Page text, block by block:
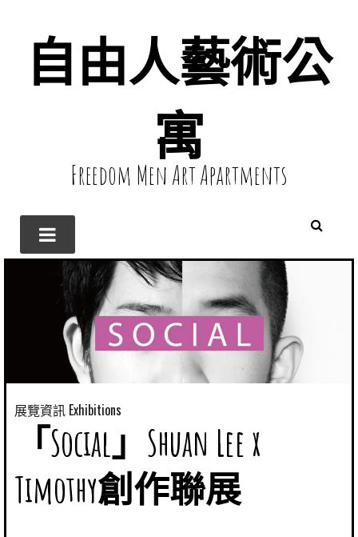
自由人藝術公
寓
Freedom Men Art Apartments
展覽資訊 Exhibitions
「Social」Shuan Lee x
Timothy創作聯展